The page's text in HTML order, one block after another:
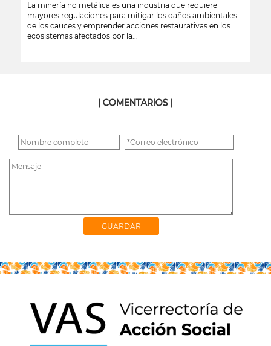
La minería no metálica es una industria que requiere
mayores regulaciones para mitigar los daños ambientales
de los cauces y emprender acciones restaurativas en los
ecosistemas afectados por la...
| COMENTARIOS |